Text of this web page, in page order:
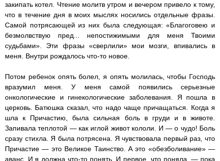
закипать котел. Чтение молитв утром и вечером привело к тому,
что в течение дня в моих мыслях носились отдельные фразы.
Самой потрясающей из них была следующая: «Благоговею и
безмолвствую пред... непостижимыми для меня Твоими
судьбами». Эти фразы «сверлили» мои мозги, впивались в
меня. Внутри рождалось что-то новое.
Потом ребенок опять болел, я опять молилась, чтобы Господь
вразумил меня. У меня самой появились серьезные
онкологические и гинекологические заболевания. Я пошла в
церковь. Батюшка сказал, что надо чаще причащаться. Когда я
шла к Причастию, была сильная боль в груди и в животе.
Запивала теплотой — как иглой живот кололи. И — о чудо! Боль
сразу стихла. Я была потрясена. Я чувствовала первый раз, что
Причастие — это Великое Таинство. А это «обезболивание» —
аванс. И я должна что-то понять. И первое, что поняла, — пока